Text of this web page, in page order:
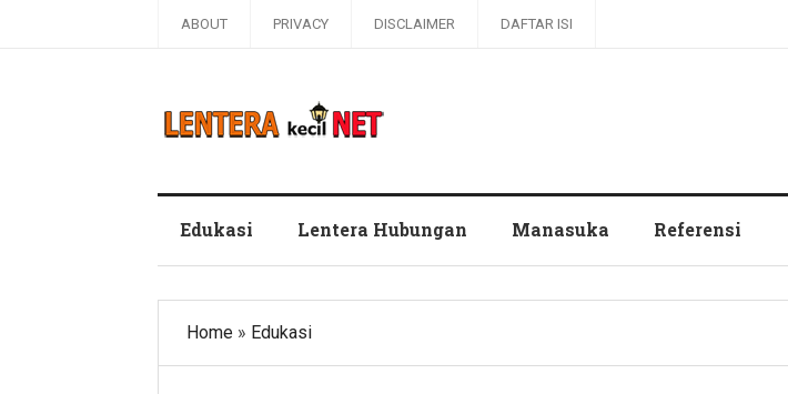
ABOUT PRIVACY DISCLAIMER DAFTAR ISI
Edukasi Lentera Hubungan Manasuka Referensi
Home » Edukasi